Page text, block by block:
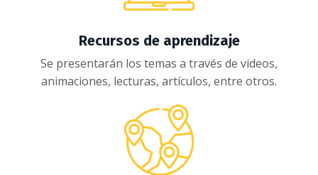
Recursos de aprendizaje
Se presentarán los temas a través de videos,
animaciones, lecturas, artículos, entre otros.